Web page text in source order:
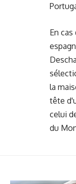
En
la
tête
celui
du